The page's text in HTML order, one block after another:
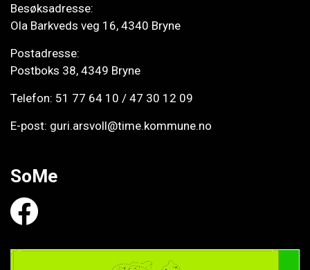
Besøksadresse:
Ola Barkveds veg 16, 4340 Bryne
Postadresse:
Postboks 38, 4349 Bryne
Telefon: 51 77 64 10 / 47 30 12 09
E-post: guri.arsvoll@time.kommune.no
SoMe